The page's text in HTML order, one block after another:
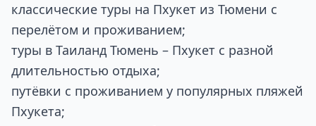
классические туры на Пхукет из Тюмени с
перелётом и проживанием;
туры в Таиланд Тюмень – Пхукет с разной
длительностью отдыха;
путёвки с проживанием у популярных пляжей
Пхукета;